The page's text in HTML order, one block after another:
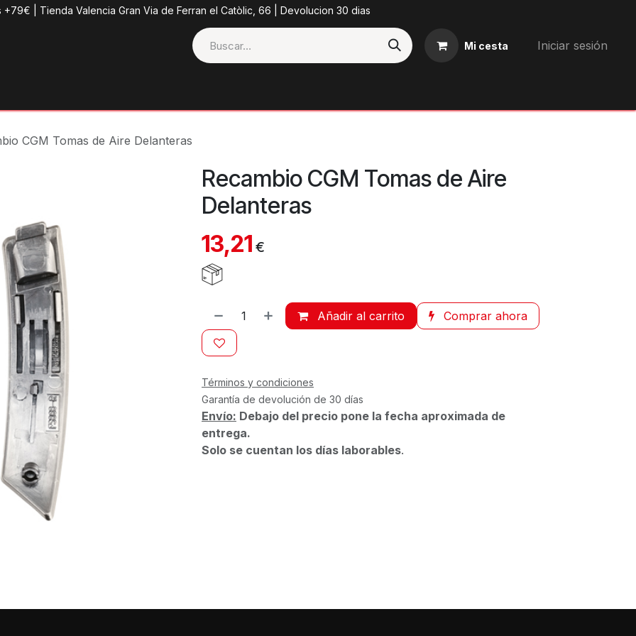
+79€ | Tienda Valencia Gran Via de Ferran el Catòlic, 66 | Devolucion 30 dias
Mi cesta Iniciar sesión
CGM Tomas de Aire Delanteras
Recambio CGM Tomas de Aire
Delanteras
13,21 €
Añadir al carrito Comprar ahora
Términos y condiciones
Garantía de devolución de 30 días
Envío: Debajo del precio pone la fecha aproximada de
entrega.
Solo se cuentan los días laborables.